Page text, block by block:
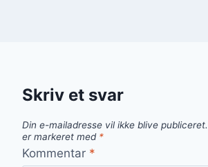
Skriv et svar
Din e-mailadresse vil ikke blive publiceret.
er markeret med *
Kommentar *